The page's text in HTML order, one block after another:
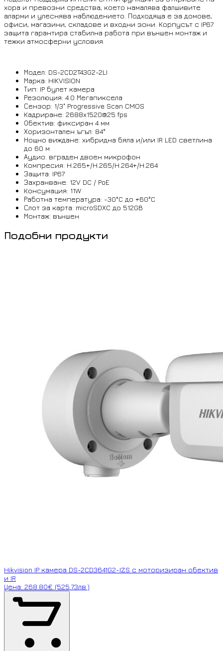
хора и превозни средства, което намалява фалшивите
аларми и улеснява наблюдението. Подходяща е за домове,
офиси, магазини, складове и входни зони. Корпусът с IP67
защита гарантира стабилна работа при външен монтаж и
тежки атмосферни условия.
Модел: DS-2CD2T43G2-2LI
Марка: HIKVISION
Тип: IP булет камера
Резолюция: 4.0 Мегапиксела
Сензор: 1/3" Progressive Scan CMOS
Кадриране: 2688x1520@25 fps
Обектив: фиксиран 4 мм
Хоризонтален ъгъл: 84°
Нощно виждане: хибридна бяла и/или IR LED светлина
до 60 м
Аудио: вграден двоен микрофон
Компресия: H.265+/H.265/H.264+/H.264
Защита: IP67
Захранване: 12V DC / PoE
Консумация: 11W
Работна температура: -30°C до +60°C
Слот за карта: microSDXC до 512GB
Монтаж: външен
Подобни продукти
Hikvision IP камера DS-2CD3641G2-IZS с моторизиран обектив
и IR
Цена: 268.80€ (525.73лв.)